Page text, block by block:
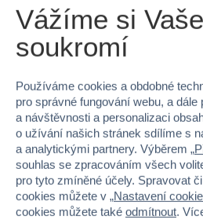
Hloubka 0.2
Hmotnost v gramech
70 %
Průměr z 1
100 % zákazníků
Vážíme si
soukromí
Používáme cookies a obdobné
pro správné fungování webu, a
a návštěvnosti a personalizaci
o užívání našich stránek sdílíme s
a analytickými partnery. Výběrem „
souhlas se zpracováním všech
pro tyto zmíněné účely. Spravovat
cookies můžete v „Nastavení
cookies můžete také odmítnout.